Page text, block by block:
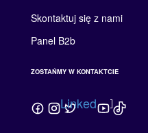
Skontaktuj się z nami
Panel B2b
ZOSTAŃMY W KONTAKTCIE
Linkedin